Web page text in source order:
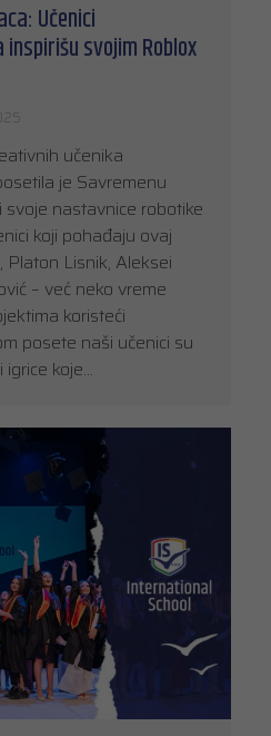
Učenici
svojim Roblox
učenika
je Savremenu
nastavnice robotike
koji pohađaju ovaj
Lisnik, Aleksei
– već neko vreme
koristeći
posete naši učenici su
koje…